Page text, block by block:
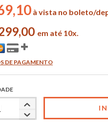
à vista no boleto/
em até 10x.
DE PAGAMENTO